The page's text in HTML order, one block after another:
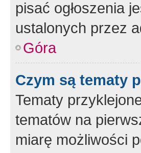
pisać ogłoszenia
ustalonych przez
Góra
Czym są tematy
Tematy
tematów na
miarę możliwości